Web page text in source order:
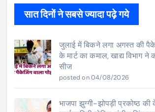
सात दिनों ने सबसे ज्यादा पढ़े गये
जुलाई में बिकने लगा अगस्त की
के मार्ट का कमाल, खाद्य विभाग ने
सीज
posted on 04/08/2026
भाजपा झुग्गी-झोपड़ी प्रकोष्ठ की